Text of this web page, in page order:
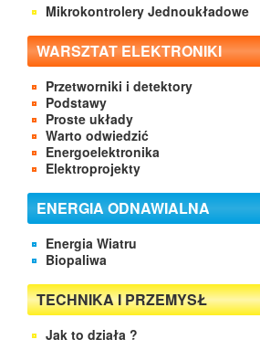
Mikrokontrolery Jednoukładowe
WARSZTAT ELEKTRONIKI
Przetworniki i detektory
Podstawy
Proste układy
Warto odwiedzić
Energoelektronika
Elektroprojekty
ENERGIA ODNAWIALNA
Energia Wiatru
Biopaliwa
TECHNIKA I PRZEMYSŁ
Jak to działa ?